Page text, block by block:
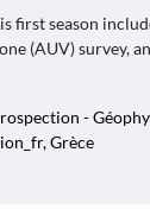
first season
(AUV) survey,
-
Grèce